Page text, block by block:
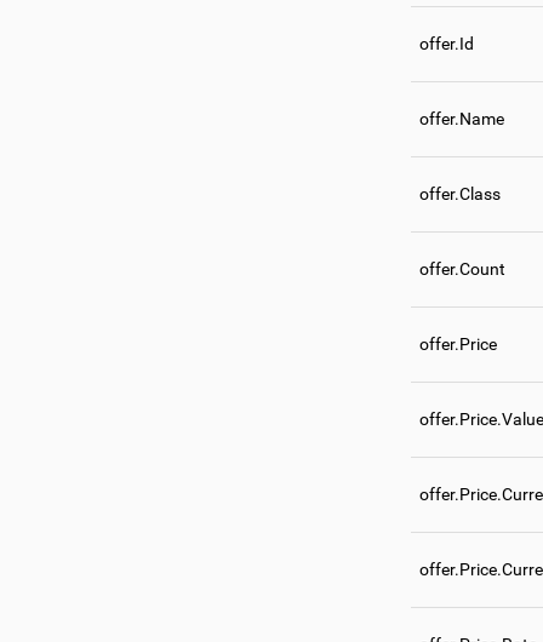
offer.Id
offer.Name
offer.Class
offer.Count
offer.Price
offer.Price.Value